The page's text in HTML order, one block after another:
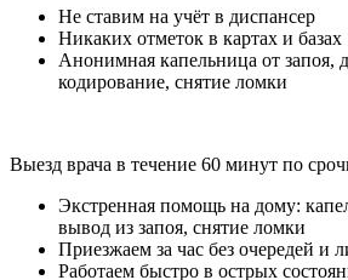
Не ставим на учёт в диспансер
Никаких отметок в картах и базах
Анонимная капельница от запоя,
кодирование, снятие ломки
Выезд врача в течение 60 минут по
Экстренная помощь на дому:
вывод из запоя, снятие ломки
Приезжаем за час без очередей и
Работаем быстро в острых